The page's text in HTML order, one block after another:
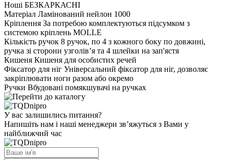
Ноші БЕЗКАРКАСНІ
Матеріал Ламінований нейлон 1000
Кріплення За потребою комплектуються підсумком з
системою кріплень MOLLЕ
Кількість ручок 8 ручок, по 4 з кожного боку по довжині,
ручка зі сторони узголів’я та 4 шлейки на зап'ястя
Кишеня Кишеня для особистих речей
Фіксатор для ніг Універсальний фіксатор для ніг, дозволяє
закріплювати ноги разом або окремо
Ручки Вбудовані помякшувачі на ручках
У вас залишились питання?
Напишіть нам і наші менеджери зв’яжуться з Вами у
найближчий час